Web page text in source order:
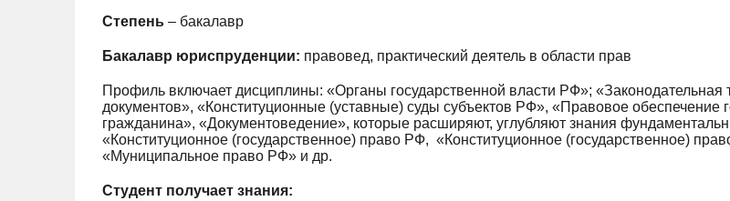
Степень – бакалавр
Бакалавр юриспруденции: правовед, практический деятель в области прав
Профиль включает дисциплины: «Органы государственной власти РФ»; «Законодательная
документов», «Конституционные (уставные) суды субъектов РФ», «Правовое
гражданина», «Документоведение», которые расширяют, углубляют знания
«Конституционное (государственное) право РФ, «Конституционное (государственное)
«Муниципальное право РФ» и др.
Студент получает знания: